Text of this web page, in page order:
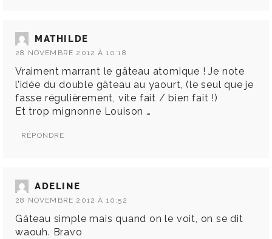
MATHILDE
28 NOVEMBRE 2012 À 10:18
Vraiment marrant le gâteau atomique ! Je note
l’idée du double gâteau au yaourt, (le seul que je
fasse régulièrement, vite fait / bien fait !)
Et trop mignonne Louison …
RÉPONDRE
ADELINE
28 NOVEMBRE 2012 À 10:52
Gâteau simple mais quand on le voit, on se dit
waouh. Bravo